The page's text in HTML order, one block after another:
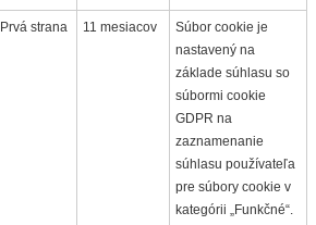
Prvá strana 11 mesiacov
Súbor cookie je
nastavený na
základe súhlasu so
súbormi cookie
GDPR na
zaznamenanie
súhlasu používateľa
pre súbory cookie v
kategórii „Funkčné“.